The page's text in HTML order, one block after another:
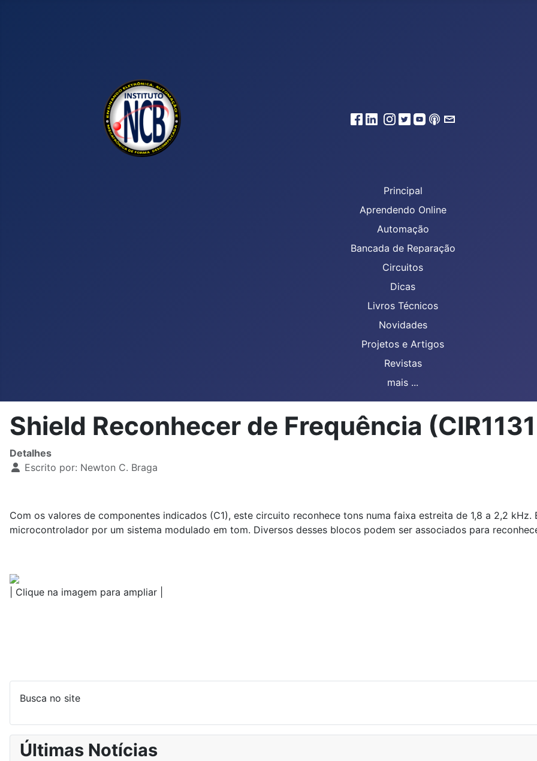
Principal
Aprendendo Online
Automação
Bancada de Reparação
Circuitos
Dicas
Livros Técnicos
Novidades
Projetos e Artigos
Revistas
mais ...
Shield Reconhecer de Frequência
Detalhes
Escrito por: Newton C. Braga
Com os valores de componentes indicados (C1), este circuito reconhece tons numa faixa estreita de 1,8 a 2,2
microcontrolador por um sistema modulado em tom. Diversos desses blocos podem ser associados para
| Clique na imagem para ampliar |
Busca no site
Últimas Notícias